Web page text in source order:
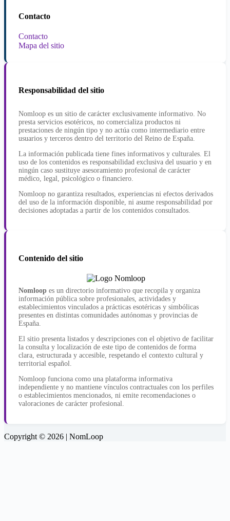
Contacto
Contacto
Mapa del sitio
Responsabilidad del sitio
Nomloop es un sitio de carácter exclusivamente informativo. No
presta servicios esotéricos, no comercializa productos ni
prestaciones de ningún tipo y no actúa como intermediario entre
usuarios y terceros dentro del territorio del Reino de España.
La información publicada tiene fines informativos y culturales. El
uso de los contenidos es responsabilidad exclusiva del usuario y en
ningún caso sustituye asesoramiento profesional de carácter
médico, legal, psicológico o financiero.
Nomloop no garantiza resultados, experiencias ni efectos derivados
del uso de la información disponible, ni asume responsabilidad por
decisiones adoptadas a partir de los contenidos consultados.
Contenido del sitio
Nomloop es un directorio informativo que recopila y organiza
información pública sobre profesionales, actividades y
establecimientos vinculados a prácticas esotéricas y simbólicas
presentes en distintas comunidades autónomas y provincias de
España.
El sitio presenta listados y descripciones con el objetivo de facilitar
la consulta y localización de este tipo de contenidos de forma
clara, estructurada y accesible, respetando el contexto cultural y
territorial español.
Nomloop funciona como una plataforma informativa
independiente y no mantiene vínculos contractuales con los perfiles
o establecimientos mencionados, ni emite recomendaciones o
valoraciones de carácter profesional.
Copyright © 2026 | NomLoop